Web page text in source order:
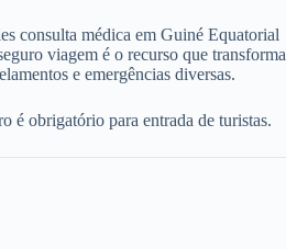
consulta médica em Guiné Equatorial
viagem é o recurso que transforma
e emergências diversas.
é obrigatório para entrada de turistas.